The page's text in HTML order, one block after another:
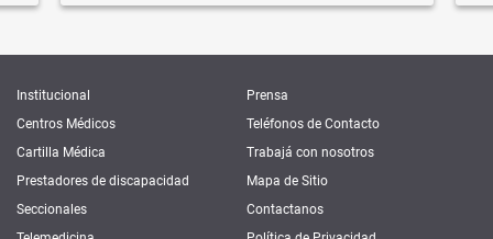
Institucional
Centros Médicos
Cartilla Médica
Prestadores de discapacidad
Seccionales
Prensa
Teléfonos de Contacto
Trabajá con nosotros
Mapa de Sitio
Contactanos